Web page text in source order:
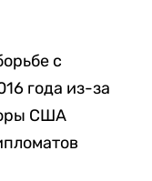
с
года из-за
США